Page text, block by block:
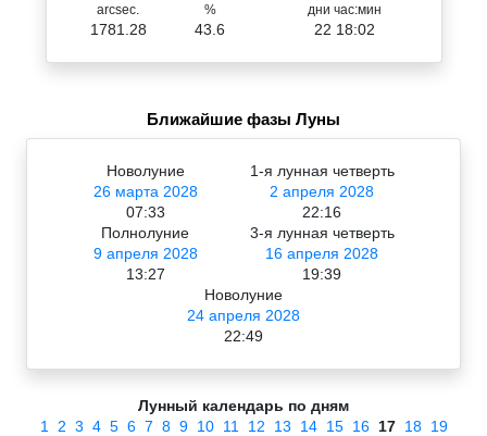
arcsec.
1781.28
%
43.6
дни час:мин
22 18:02
Ближайшие фазы Луны
Новолуние
26 марта 2028
07:33
1-я лунная четверть
2 апреля 2028
22:16
Полнолуние
9 апреля 2028
13:27
3-я лунная четверть
16 апреля 2028
19:39
Новолуние
24 апреля 2028
22:49
Лунный календарь по дням
1
2 3 4 5 6 7 8 9 10 11 12 13 14 15 16 17 18 19